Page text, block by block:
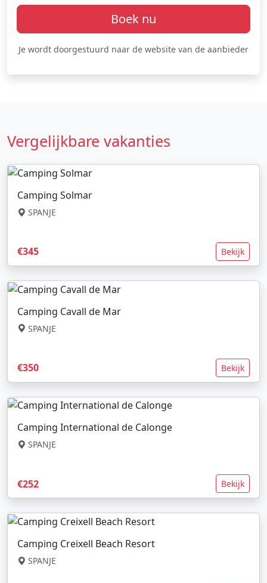
Boek nu
Je wordt doorgestuurd naar de website van de aanbieder
Vergelijkbare vakanties
Camping Solmar
SPANJE
€345 Bekijk
Camping Cavall de Mar
SPANJE
€350 Bekijk
Camping International de Calonge
SPANJE
€252 Bekijk
Camping Creixell Beach Resort
SPANJE